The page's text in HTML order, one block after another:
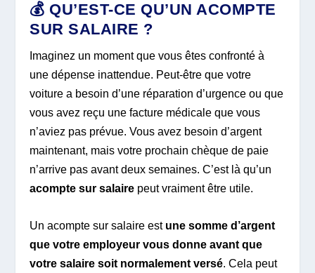
💰 QU’EST-CE QU’UN ACOMPTE
SUR SALAIRE ?
Imaginez un moment que vous êtes confronté à
une dépense inattendue. Peut-être que votre
voiture a besoin d’une réparation d’urgence ou que
vous avez reçu une facture médicale que vous
n’aviez pas prévue. Vous avez besoin d’argent
maintenant, mais votre prochain chèque de paie
n’arrive pas avant deux semaines. C’est là qu’un
acompte sur salaire peut vraiment être utile.
Un acompte sur salaire est une somme d’argent
que votre employeur vous donne avant que
votre salaire soit normalement versé. Cela peut